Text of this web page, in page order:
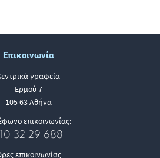
Επικοινωνία
γραφεία
Ερμού 7
105 63 Αθήνα
επικοινωνίας:
32 29 688
επικοινωνίας